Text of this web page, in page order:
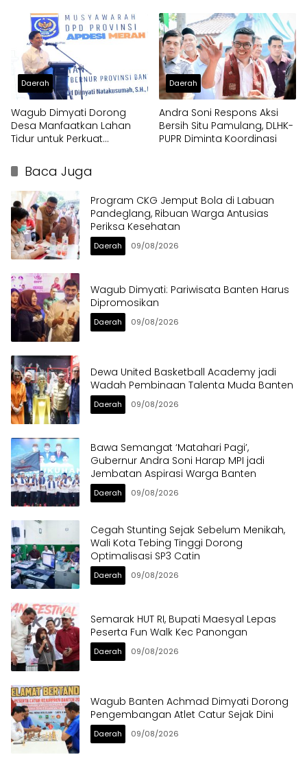
Daerah
Wagub Dimyati Dorong
Desa Manfaatkan Lahan
Tidur untuk Perkuat
Daerah
Andra Soni Respons Aksi
Bersih Situ Pamulang, DLHK-
PUPR Diminta Koordinasi
Baca Juga
Program CKG Jemput Bola di Labuan
Pandeglang, Ribuan Warga Antusias
Periksa Kesehatan
Daerah 09/08/2026
Wagub Dimyati: Pariwisata Banten Harus
Dipromosikan
Daerah 09/08/2026
Dewa United Basketball Academy jadi
Wadah Pembinaan Talenta Muda Banten
Daerah 09/08/2026
Bawa Semangat ‘Matahari Pagi’,
Gubernur Andra Soni Harap MPI jadi
Jembatan Aspirasi Warga Banten
Daerah 09/08/2026
Cegah Stunting Sejak Sebelum Menikah,
Wali Kota Tebing Tinggi Dorong
Optimalisasi SP3 Catin
Daerah 09/08/2026
Semarak HUT RI, Bupati Maesyal Lepas
Peserta Fun Walk Kec Panongan
Daerah 09/08/2026
Wagub Banten Achmad Dimyati Dorong
Pengembangan Atlet Catur Sejak Dini
Daerah 09/08/2026